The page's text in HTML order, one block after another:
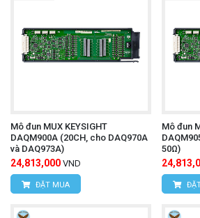
Bao gồm: Sạc adapter, hộp
USB, phần mềm ứng dụng,
Bảo hành chính hãng
Sản phẩm được bảo hành12
Mô đun MUX KEYSIGHT
DAQM900A (20CH, cho DAQ970A
và DAQ973A)
24,813,000 VND
ĐẶT MUA
Mô đun
50Ω)